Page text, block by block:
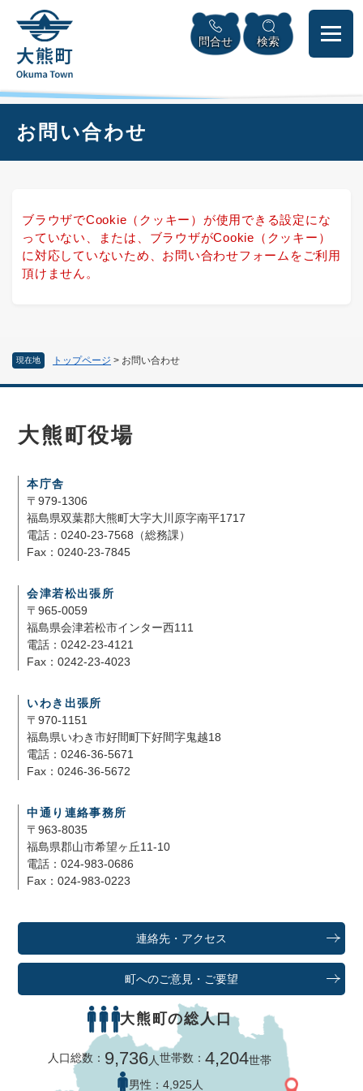
頭
メニューを飛ばして本文へ
問合せ 検索
現在地 トップページ > お問い合わせ
お問い合わせ
ブラウザでCookie（クッキー）が使用できる設定にな
っていない、または、ブラウザがCookie（クッキー）
に対応していないため、お問い合わせフォームをご利用
頂けません。
大熊町役場
本庁舎
〒979-1306
福島県双葉郡大熊町大字大川原字南平1717
電話：0240-23-7568（総務課）
Fax：0240-23-7845
会津若松出張所
〒965-0059
福島県会津若松市インター西111
電話：0242-23-4121
Fax：0242-23-4023
いわき出張所
〒970-1151
福島県いわき市好間町下好間字鬼越18
電話：0246-36-5671
Fax：0246-36-5672
中通り連絡事務所
〒963-8035
福島県郡山市希望ヶ丘11-10
電話：024-983-0686
Fax：024-983-0223
連絡先・アクセス
町へのご意見・ご要望
大熊町の総人口
人口総数： 9,736人世帯数：4,204世帯
男性： 4,925人